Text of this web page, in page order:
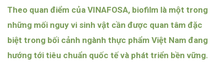
Theo quan điểm của VINAFOSA, biofilm là một trong
những mối nguy vi sinh vật cần được quan tâm đặc
biệt trong bối cảnh ngành thực phẩm Việt Nam đang
hướng tới tiêu chuẩn quốc tế và phát triển bền vững.